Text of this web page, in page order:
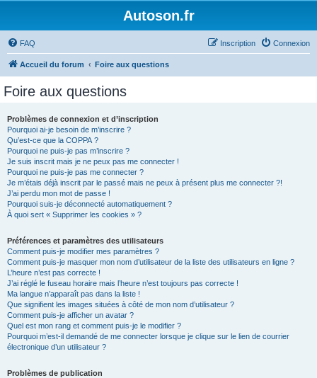
Autoson.fr
FAQ Connexion
Inscription
Accueil du forum Foire aux questions
Foire aux questions
Problèmes de connexion et d’inscription
Pourquoi ai-je besoin de m’inscrire ?
Qu’est-ce que la COPPA ?
Pourquoi ne puis-je pas m’inscrire ?
Je suis inscrit mais je ne peux pas me connecter !
Pourquoi ne puis-je pas me connecter ?
Je m’étais déjà inscrit par le passé mais ne peux à présent plus me connecter ?!
J’ai perdu mon mot de passe !
Pourquoi suis-je déconnecté automatiquement ?
À quoi sert « Supprimer les cookies » ?
Préférences et paramètres des utilisateurs
Comment puis-je modifier mes paramètres ?
Comment puis-je masquer mon nom d’utilisateur de la liste des utilisateurs en ligne ?
L’heure n’est pas correcte !
J’ai réglé le fuseau horaire mais l’heure n’est toujours pas correcte !
Ma langue n’apparaît pas dans la liste !
Que signifient les images situées à côté de mon nom d’utilisateur ?
Comment puis-je afficher un avatar ?
Quel est mon rang et comment puis-je le modifier ?
Pourquoi m’est-il demandé de me connecter lorsque je clique sur le lien de courrier
électronique d’un utilisateur ?
Problèmes de publication